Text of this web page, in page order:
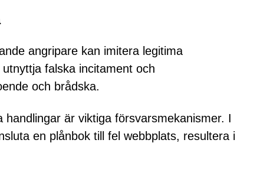
angripare kan imitera legitima
falska incitament och
och brådska.
är viktiga försvarsmekanismer. I
en plånbok till fel webbplats, resultera i